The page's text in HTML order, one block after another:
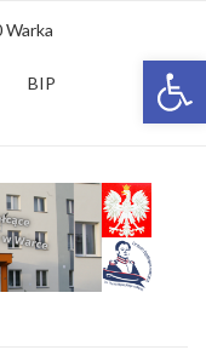
Warka
BIP